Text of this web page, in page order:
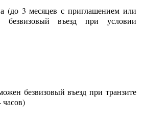
(до 3 месяцев с приглашением или
безвизовый въезд при условии
безвизовый въезд при транзите
часов)